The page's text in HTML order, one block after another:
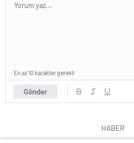
Gönder
En az 10 karakter gerekli
HABER